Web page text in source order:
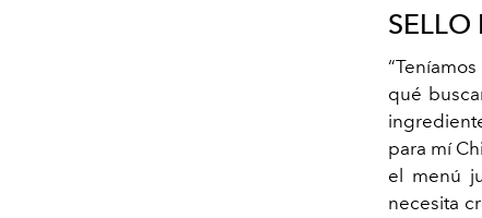
SELLO
qué
para mí
el menú
necesita